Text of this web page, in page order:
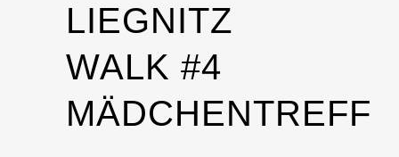
LIEGNITZ
WALK #4
MÄDCHENTREFF